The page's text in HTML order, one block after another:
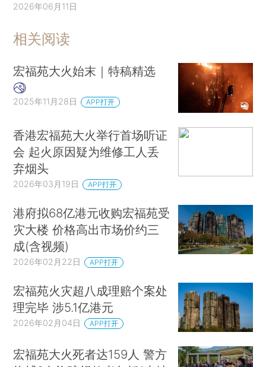
2026年06月11日
相关阅读
宏福苑大火始末｜特稿精选
2025年11月28日 APP打开
香港宏福苑大火举行首场听证
会 起火原因疑为维修工人丢
弃烟头
2026年03月19日 APP打开
港府拟68亿港元收购宏福苑受
灾大楼 价格高出市场价约三
成(含视频)
2026年02月22日 APP打开
宏福苑火灾超八成理赔个案处
理完毕 涉5.1亿港元
2026年02月04日 APP打开
宏福苑大火死者达159人 警方